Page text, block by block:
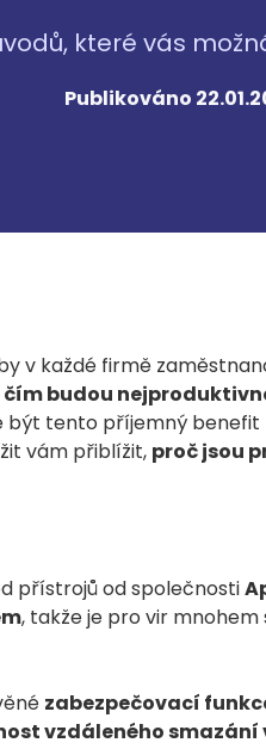
které vás
Publikováno
v každé firmě
čím budou
tento příjemný
vám přiblížit, proč jsou
přístrojů od společnosti
, takže je pro vir
zabezpečovací
vzdáleného